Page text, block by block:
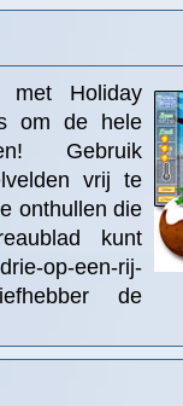
met Holiday
om de hele
Gebruik
vrij te
onthullen die
kunt
op-een-rij-
de